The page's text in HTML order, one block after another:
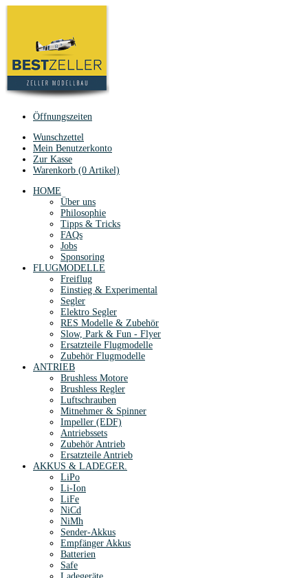
Öffnungszeiten
Wunschzettel
Mein Benutzerkonto
Zur Kasse
Warenkorb (0 Artikel)
HOME
Über uns
Philosophie
Tipps & Tricks
FAQs
Jobs
Sponsoring
FLUGMODELLE
Freiflug
Einstieg & Experimental
Segler
Elektro Segler
RES Modelle & Zubehör
Slow, Park & Fun - Flyer
Ersatzteile Flugmodelle
Zubehör Flugmodelle
ANTRIEB
Brushless Motore
Brushless Regler
Luftschrauben
Mitnehmer & Spinner
Impeller (EDF)
Antriebssets
Zubehör Antrieb
Ersatzteile Antrieb
AKKUS & LADEGER.
LiPo
Li-Ion
LiFe
NiCd
NiMh
Sender-Akkus
Empfänger Akkus
Batterien
Safe